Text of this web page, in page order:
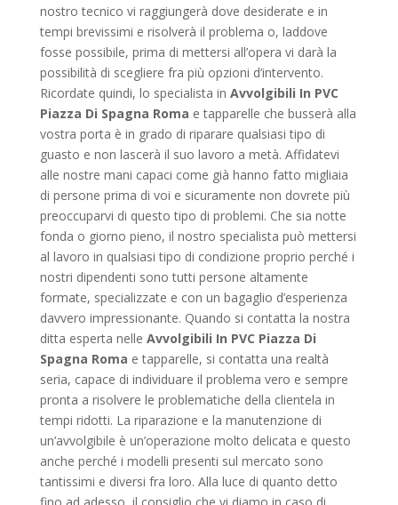
nostro tecnico vi raggiungerà dove desiderate e in
tempi brevissimi e risolverà il problema o, laddove
fosse possibile, prima di mettersi all’opera vi darà la
possibilità di scegliere fra più opzioni d’intervento.
Ricordate quindi, lo specialista in Avvolgibili In PVC
Piazza Di Spagna Roma e tapparelle che busserà alla
vostra porta è in grado di riparare qualsiasi tipo di
guasto e non lascerà il suo lavoro a metà. Affidatevi
alle nostre mani capaci come già hanno fatto migliaia
di persone prima di voi e sicuramente non dovrete più
preoccuparvi di questo tipo di problemi. Che sia notte
fonda o giorno pieno, il nostro specialista può mettersi
al lavoro in qualsiasi tipo di condizione proprio perché i
nostri dipendenti sono tutti persone altamente
formate, specializzate e con un bagaglio d’esperienza
davvero impressionante. Quando si contatta la nostra
ditta esperta nelle Avvolgibili In PVC Piazza Di
Spagna Roma e tapparelle, si contatta una realtà
seria, capace di individuare il problema vero e sempre
pronta a risolvere le problematiche della clientela in
tempi ridotti. La riparazione e la manutenzione di
un’avvolgibile è un’operazione molto delicata e questo
anche perché i modelli presenti sul mercato sono
tantissimi e diversi fra loro. Alla luce di quanto detto
fino ad adesso, il consiglio che vi diamo in caso di